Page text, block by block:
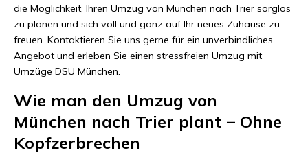
die Möglichkeit, Ihren Umzug von München nach Trier sorglos
zu planen und sich voll und ganz auf Ihr neues Zuhause zu
freuen. Kontaktieren Sie uns gerne für ein unverbindliches
Angebot und erleben Sie einen stressfreien Umzug mit
Umzüge DSU München.
Wie man den Umzug von
München nach Trier plant – Ohne
Kopfzerbrechen